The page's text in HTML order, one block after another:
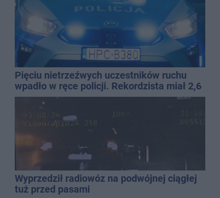
Pięciu nietrzeźwych uczestników ruchu
wpadło w ręce policji. Rekordzista miał 2,6
promila
Wyprzedził radiowóz na podwójnej ciągłej
tuż przed pasami